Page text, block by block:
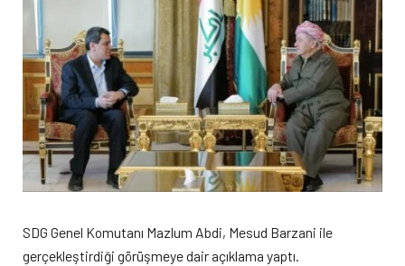
SDG Genel Komutanı Mazlum Abdi, Mesud Barzani ile
gerçekleştirdiği görüşmeye dair açıklama yaptı.